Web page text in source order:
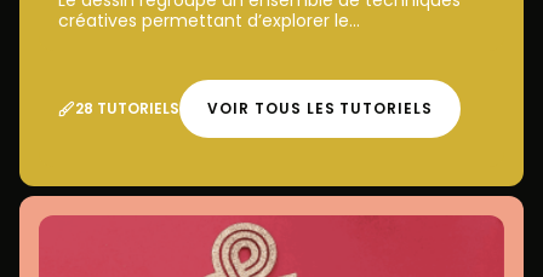
créatives permettant d’explorer le...
28 TUTORIELS VOIR TOUS LES TUTORIELS